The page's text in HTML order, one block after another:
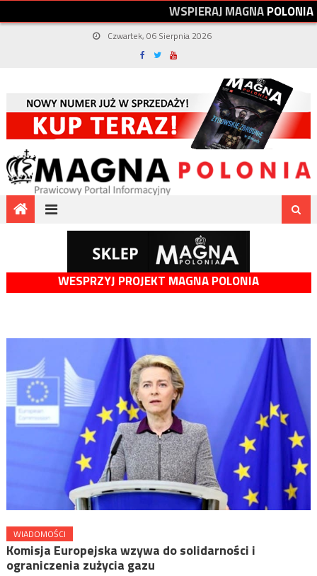
WSPIERAJMAGNAPOLONIA
Czwartek, 06 Sierpnia 2026
WESPRZYJ PROJEKT MAGNA POLONIA
WIADOMOŚCI
Komisja Europejska wzywa do solidarności i
ograniczenia zużycia gazu